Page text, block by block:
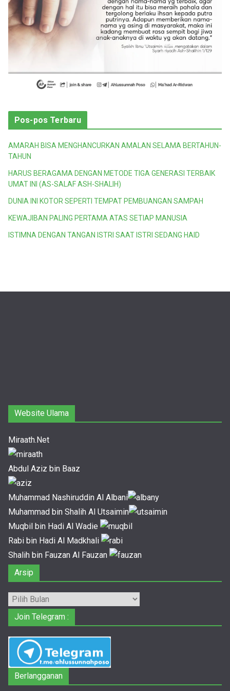
Pos-pos Terbaru
AMARAH BISA MENGHANCURKAN AMALAN SELAMA BERTAHUN-
TAHUN
HARUS BERAGAMA DENGAN METODE TIGA GENERASI TERBAIK
UMAT INI (AS-SALAF ASH-SHALIH)
DUNIA INI KOTOR SEPERTI TEMPAT PEMBUANGAN SAMPAH
KEWAJIBAN PALING PERTAMA ATAS SETIAP MANUSIA
ISTIMNA DENGAN TANGAN ISTRI SAAT ISTRI SEDANG HAID
Website Ulama
Miraath.Net
Abdul Aziz bin Baaz
Muhammad Nashiruddin Al Albani
Muhammad bin Shalih Al Utsaimin
Muqbil bin Hadi Al Wadie
Rabi bin Hadi Al Madkhali
Shalih bin Fauzan Al Fauzan
Arsip
Arsip
Join Telegram :
Berlangganan